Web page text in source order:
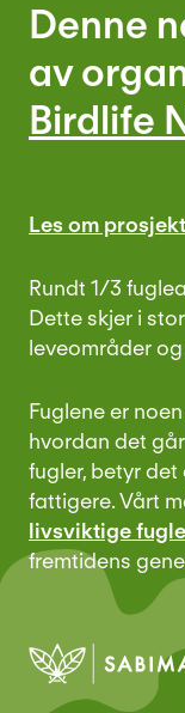
Denne
av
Birdlife
Les om
Rundt 1/3
Dette skjer i
leveområder
Fuglene er
hvordan det
fugler, betyr
fattigere. Vårt
livsviktige
fremtidens